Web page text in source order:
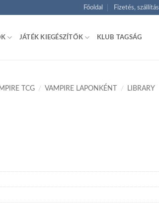
Főoldal Fizetés, szállítás
JÁTÉK KIEGÉSZÍTŐK KLUB TAGSÁG
TCG / VAMPIRE LAPONKÉNT /
LIBRARY